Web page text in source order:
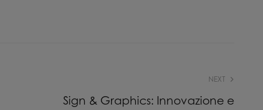
NEXT
Sign & Graphics: Innovazione e